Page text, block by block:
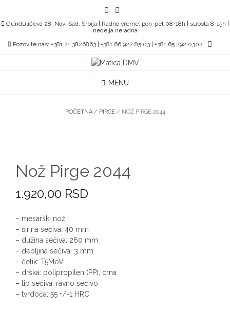
content
Gundulićeva 28, Novi Sad, Srbija | Radno vreme: pon-pet 08-18h | subota 8-15h |
nedelja neradna
Pozovite nas: +381 21 3826863 | +381 66 922 85 03 | +381 65 292 0302
MENU
POČETNA/ PIRGE/ NOŽ PIRGE 2044
Nož Pirge 2044
1.920,00 RSD
– mesarski nož
– širina sečiva: 40 mm
– dužina sečiva: 260 mm
– debljina sečiva: 3 mm
– čelik: T5MoV
– drška: polipropilen (PP), crna
– tip sečiva: ravno sečivo
– tvrdoća: 55 +/-1 HRC